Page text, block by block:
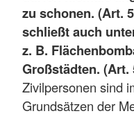
zu schonen. (Art.
schließt auch
z. B.
Großstädten. (Art.
Zivilpersonen sind
Grundsätzen der